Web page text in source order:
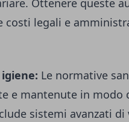
Ottenere queste
costi legali e
Le normative
e mantenute in modo
sistemi avanzati